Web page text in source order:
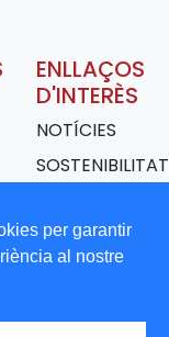
per garantir
al nostre
ENLLAÇOS
D'INTERÈS
NOTÍCIES
SOSTENIBILITAT